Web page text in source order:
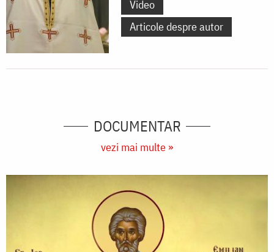
Video
Articole despre autor
DOCUMENTAR
vezi mai multe »